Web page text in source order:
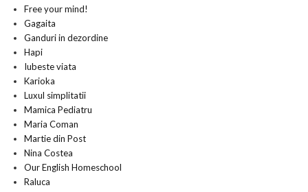
Free your mind!
Gagaita
Ganduri in dezordine
Hapi
Iubeste viata
Karioka
Luxul simplitatii
Mamica Pediatru
Maria Coman
Martie din Post
Nina Costea
Our English Homeschool
Raluca